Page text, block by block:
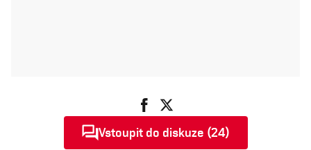
Vstoupit do diskuze (24)